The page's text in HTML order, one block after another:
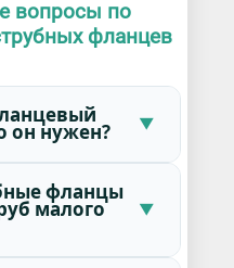
вопросы по
фланцев
он нужен?
фланцы
малого